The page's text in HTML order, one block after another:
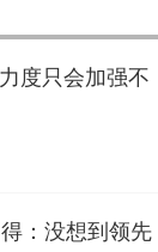
度只会加强不
：没想到领先